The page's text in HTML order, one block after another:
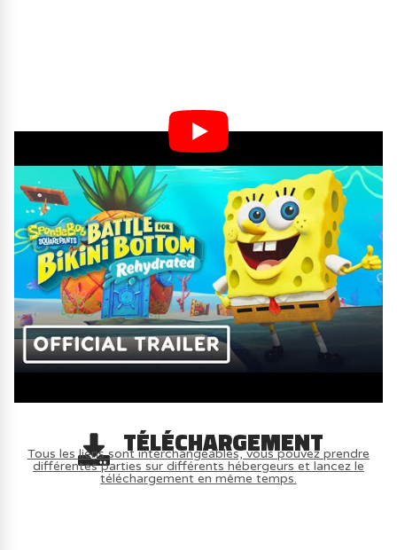
TÉLÉCHARGEMENT
Tous les liens sont interchangeables, vous pouvez prendre
différentes parties sur différents hébergeurs et lancez le
téléchargement en même temps.